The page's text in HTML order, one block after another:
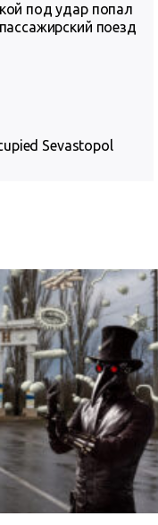
под удар попал
поезд
Sevastopol